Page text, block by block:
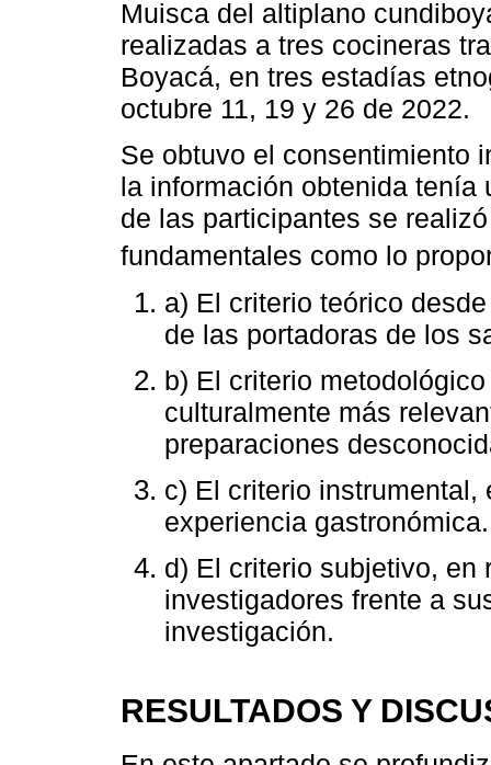
Muisca del altiplano
realizadas a tres cocineras
Boyacá, en tres estadías
octubre 11, 19 y 26 de 2022.
Se obtuvo el consentimiento
la información obtenida
de las participantes se
fundamentales como lo
a) El criterio teórico
de las portadoras de los
b) El criterio
culturalmente más
preparaciones
c) El criterio
experiencia gastronómica.
d) El criterio subjetivo, en
investigadores frente a
investigación.
RESULTADOS Y